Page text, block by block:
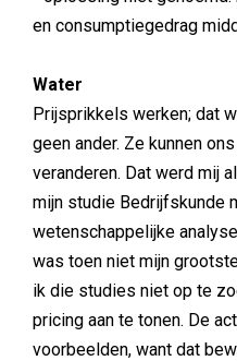
en consumptiegedrag
Water
Prijsprikkels werken; dat
geen ander. Ze kunnen
veranderen. Dat werd mij
mijn studie Bedrijfskunde
wetenschappelijke
was toen niet mijn
ik die studies niet op te
pricing aan te tonen. De
voorbeelden, want dat